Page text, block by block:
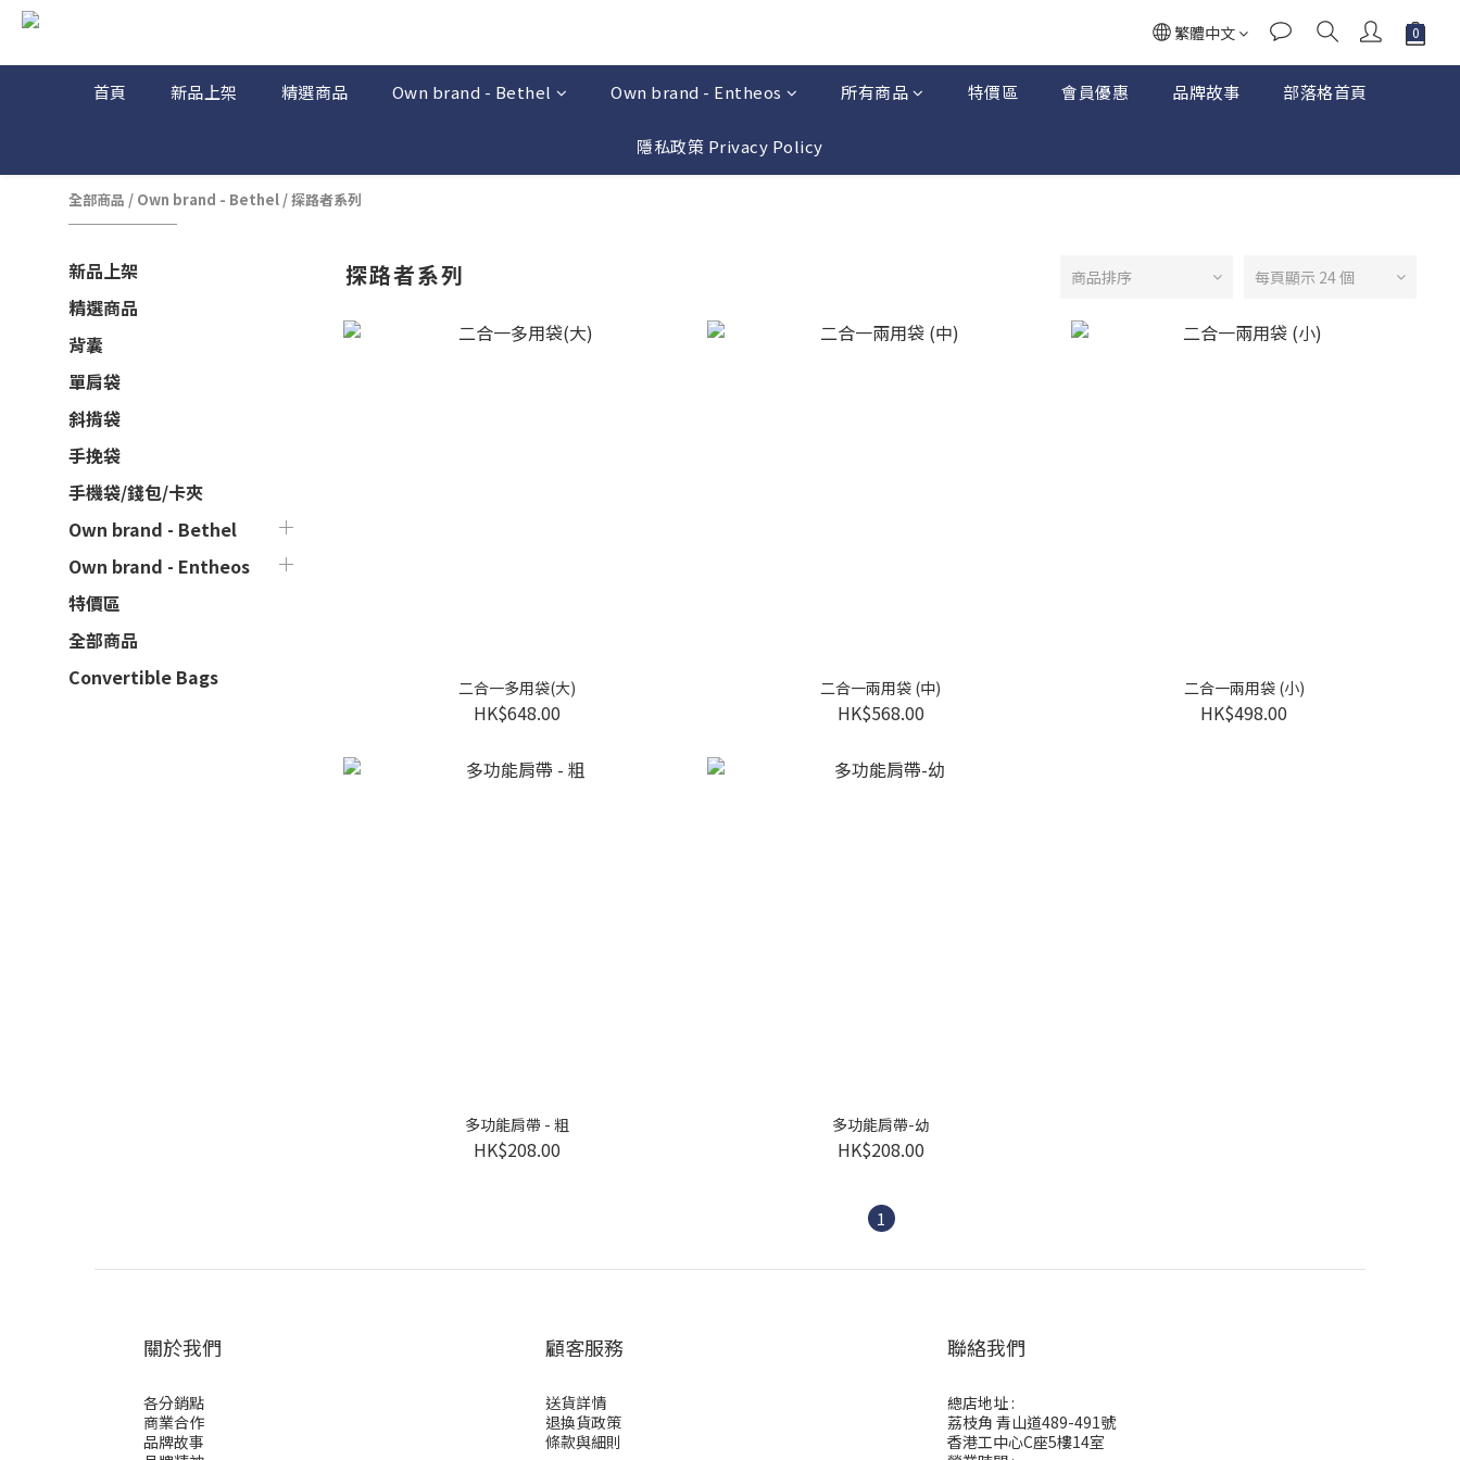
繁體中文
首頁 新品上架 精選商品 Own brand - Bethel Own brand - Entheos 所有商品 特價區 會員優惠 品牌故事 部落格首頁
隱私政策 Privacy Policy
全部商品 / Own brand - Bethel /探路者系列
新品上架
精選商品
背囊
單肩袋
斜揹袋
手挽袋
手機袋/錢包/卡夾
Own brand - Bethel
Own brand - Entheos
特價區
全部商品
Convertible Bags
探路者系列 商品排序 每頁顯示 24 個
二合一多用袋(大)
HK$648.00
二合一兩用袋 (中)
HK$568.00
二合一兩用袋 (小)
HK$498.00
多功能肩帶 - 粗
HK$208.00
多功能肩帶-幼
HK$208.00
1
關於我們
各分銷點
商業合作
品牌故事
顧客服務
送貨詳情
退換貨政策
條款與細則
聯絡我們
總店地址 :
荔枝角 青山道489-491號
香港工中心C座5樓14室